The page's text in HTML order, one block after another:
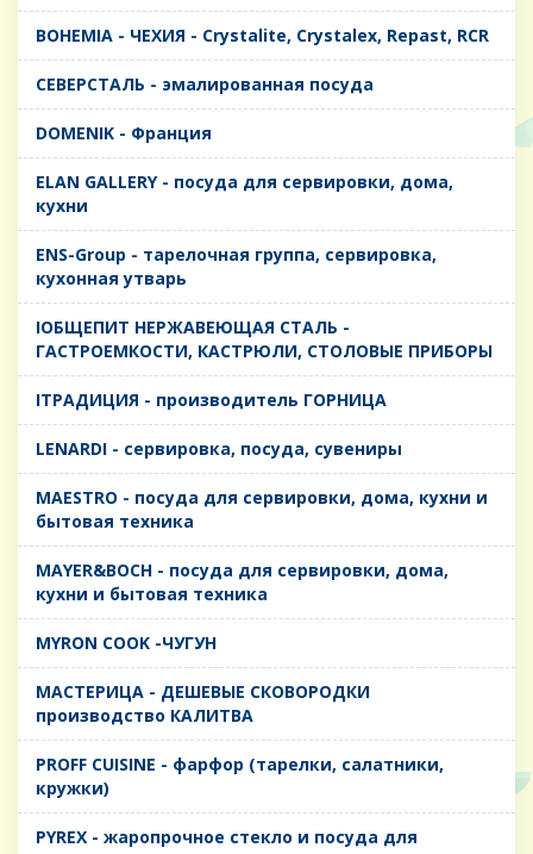
BOHEMIA - ЧЕХИЯ - Crystalite, Crystalex, Repast, RCR
CЕВЕРСТАЛЬ - эмалированная посуда
DOMENIK - Франция
ELAN GALLERY - посуда для сервировки, дома,
кухни
ENS-Group - тарелочная группа, сервировка,
кухонная утварь
IОБЩЕПИТ НЕРЖАВЕЮЩАЯ СТАЛЬ -
ГАСТРОЕМКОСТИ, КАСТРЮЛИ, СТОЛОВЫЕ ПРИБОРЫ
IТРАДИЦИЯ - производитель ГОРНИЦА
LENARDI - сервировка, посуда, сувениры
MAESTRO - посуда для сервировки, дома, кухни и
бытовая техника
MAYER&BOCH - посуда для сервировки, дома,
кухни и бытовая техника
MYRON COOK -ЧУГУН
MАСТЕРИЦА - ДЕШЕВЫЕ СКОВОРОДКИ
производство КАЛИТВА
PROFF CUISINE - фарфор (тарелки, салатники,
кружки)
PYREX - жаропрочное стекло и посуда для